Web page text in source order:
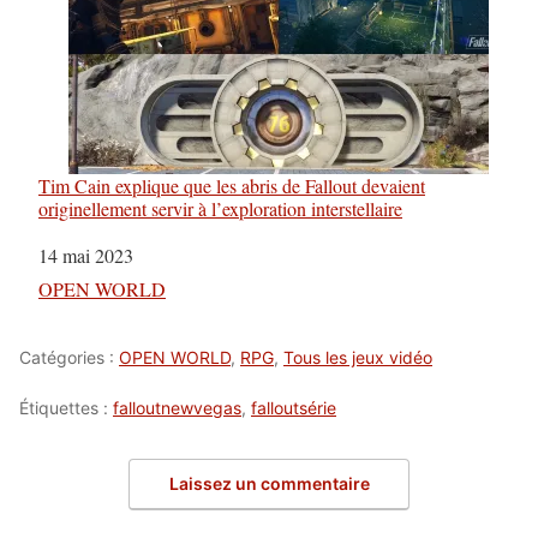
Tim Cain explique que les abris de Fallout devaient
originellement servir à l’exploration interstellaire
Date
14 mai 2023
Par rapport à
OPEN WORLD
Catégories : OPEN WORLD, RPG, Tous les jeux vidéo
Étiquettes : falloutnewvegas, falloutsérie
Laissez un commentaire